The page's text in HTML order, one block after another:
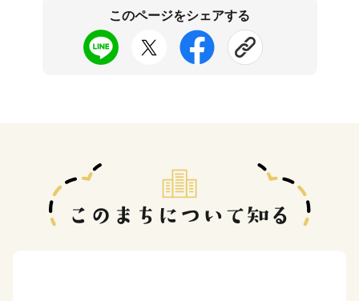
このページをシェアする